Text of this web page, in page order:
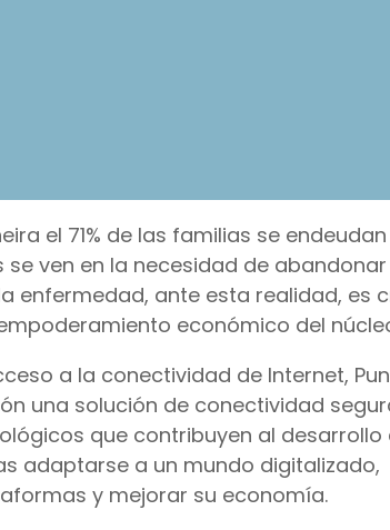
el 71% de las familias se
ven en la necesidad de
enfermedad, ante esta realidad, es
económico del
a la conectividad de Internet,
una solución de conectividad
que contribuyen al desarrollo
adaptarse a un mundo digitalizado,
y mejorar su economía.